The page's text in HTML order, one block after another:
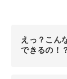
えっ？こん
できるの！